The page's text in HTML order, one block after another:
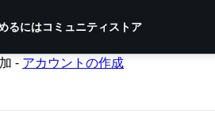
るにはコミュニティストア
- アカウントの作成